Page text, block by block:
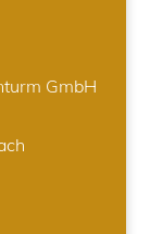
GmbH